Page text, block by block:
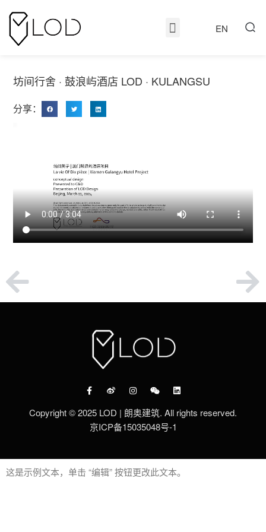
EN
坊间行舍 · 鼓浪屿酒店 LOD · KULANGSU
分享：
Copyright © 2025 LOD | 朗奥建筑. All rights reserved.
京ICP备15035048号-1
这是示例文本，单击 “编辑” 按钮更改此文本。